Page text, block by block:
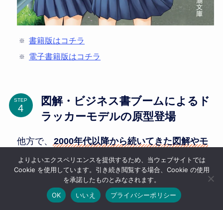
書籍版はコチラ
電子書籍版はコチラ
STEP
図解・ビジネス書ブームによるド
ラッカーモデルの原型登場
他方で、
2000年代以降から続いてきた図解やモ
デル・フレームワーク化が、 2010年頃に文化と
して形成されてきました。
このことに 2010年の「もしドラ」の大ヒットに
よりよいエクスペリエンスを提供するため、当ウェブサイトでは
Cookie を使用しています。引き続き閲覧する場合、Cookie の使用
を承諾したものとみなされます。
OK
いいえ プライバシーポリシー